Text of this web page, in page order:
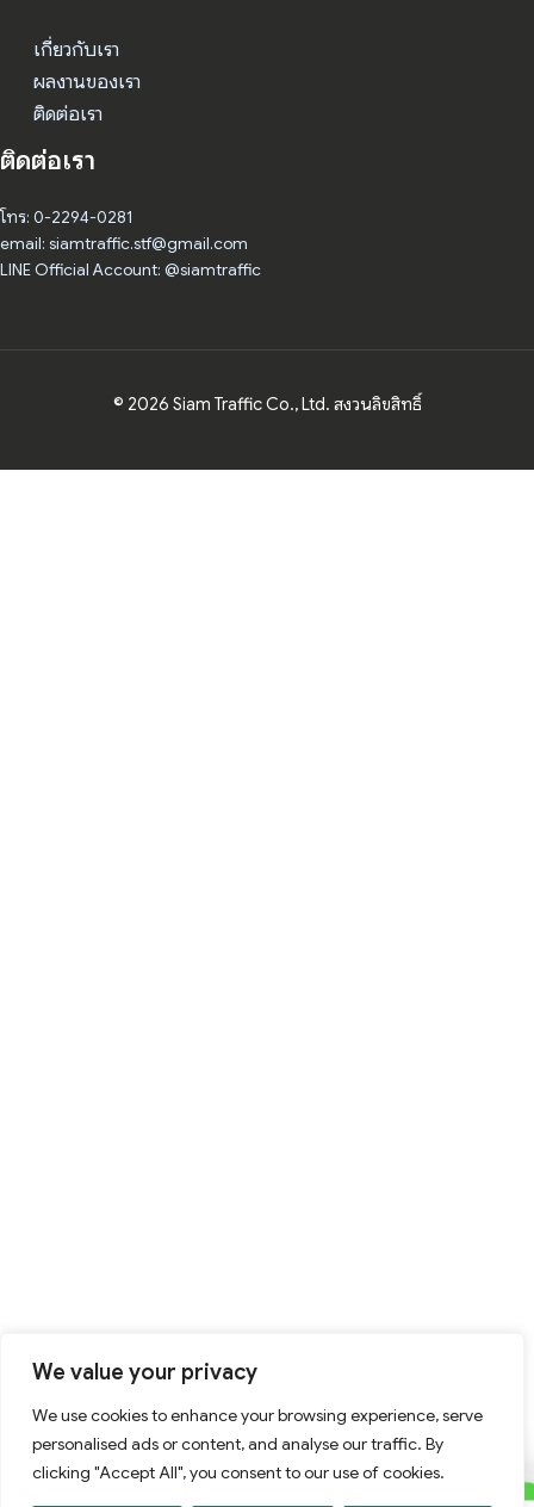
We value your privacy
We use cookies to enhance your browsing experience, serve
personalised ads or content, and analyse our traffic. By
clicking "Accept All", you consent to our use of cookies.
เกี่ยวกับเรา
ผลงานของเรา
ติดต่อเรา
ติดต่อเรา
โทร: 0-2294-0281
email: siamtraffic.stf@gmail.com
LINE Official Account: @siamtraffic
© 2026 Siam Traffic Co., Ltd. สงวนลิขสิทธิ์